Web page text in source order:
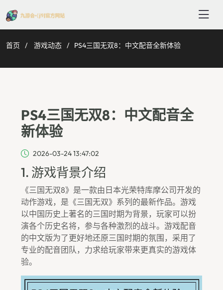
首页 游戏动态 PS4三国无双8：中文配音全新体验
PS4三国无双8：中文配音全
新体验
2026-03-24 13:47:02
1. 游戏背景介绍
《三国无双8》是一款由日本光荣特库摩公司开发的
动作游戏，是《三国无双》系列的最新作品。游戏
以中国历史上著名的三国时期为背景，玩家可以扮
演各个历史名将，参与各种激烈的战斗。游戏配音
的中文版为了更好地还原三国时期的氛围，采用了
专业的配音团队，力求给玩家带来更真实的游戏体
验。